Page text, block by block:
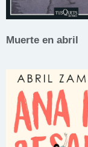
Muerte en abril